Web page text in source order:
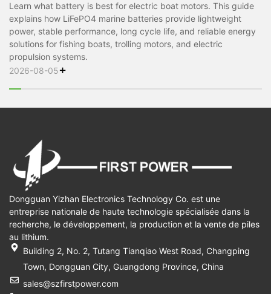
Learn what battery is best for electric boat motors. This guide
explains how LiFePO4 marine batteries provide lightweight
power, stable performance, long cycle life, and reliable energy
solutions for fishing boats, trolling motors, and electric
propulsion systems.
2026-08-05+
Dongguan Yizhan Electronics Technology Co. est une
entreprise nationale de haute technologie spécialisée dans la
recherche, le développement, la production et la vente de piles
au lithium.
Building 2, No. 2, Tutang Tianqiao West Road, Changping
Town, Dongguan City, Guangdong Province, China
sales@szfirstpower.com